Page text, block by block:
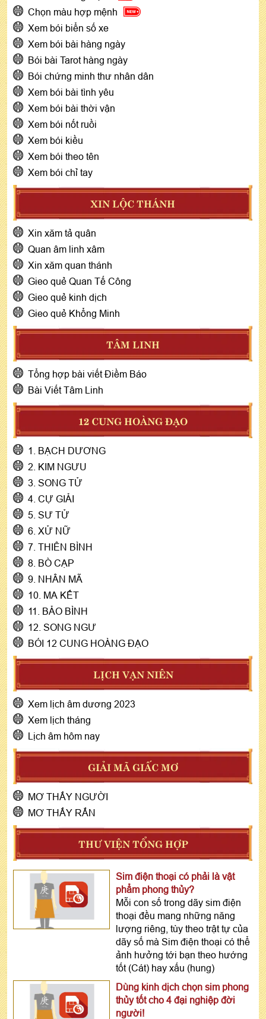
Chọn màu hợp mệnh
Xem bói biển số xe
Xem bói bài hàng ngày
Bói bài Tarot hàng ngày
Bói chứng minh thư nhân dân
Xem bói bài tình yêu
Xem bói bài thời vận
Xem bói nốt ruồi
Xem bói kiều
Xem bói theo tên
Xem bói chỉ tay
XIN LỘC THÁNH
Xin xăm tả quân
Quan âm linh xâm
Xin xăm quan thánh
Gieo quẻ Quan Tế Công
Gieo quẻ kinh dịch
Gieo quẻ Khổng Minh
TÂM LINH
Tổng hợp bài viết Điềm Báo
Bài Viết Tâm Linh
12 CUNG HOÀNG ĐẠO
1. BẠCH DƯƠNG
2. KIM NGƯU
3. SONG TỬ
4. CỰ GIẢI
5. SƯ TỬ
6. XỬ NỮ
7. THIÊN BÌNH
8. BÒ CẠP
9. NHÂN MÃ
10. MA KẾT
11. BẢO BÌNH
12. SONG NGƯ
BÓI 12 CUNG HOÀNG ĐẠO
LỊCH VẠN NIÊN
Xem lịch âm dương 2023
Xem lịch tháng
Lịch âm hôm nay
GIẢI MÃ GIẤC MƠ
MƠ THẤY NGƯỜI
MƠ THẤY RẮN
THƯ VIỆN TỔNG HỢP
Sim điện thoại có phải là vật
phẩm phong thủy?
Mỗi con số trong dãy sim điện
thoại đều mang những năng
lượng riêng, tùy theo trật tự của
dãy số mà Sim điện thoại có thể
ảnh hưởng tới bạn theo hướng
tốt (Cát) hay xấu (hung)
Dùng kinh dịch chọn sim phong
thủy tốt cho 4 đại nghiệp đời
người!